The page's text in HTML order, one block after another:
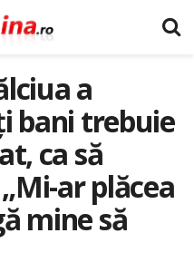
a
bani trebuie
ca să
ar plăcea
mine să